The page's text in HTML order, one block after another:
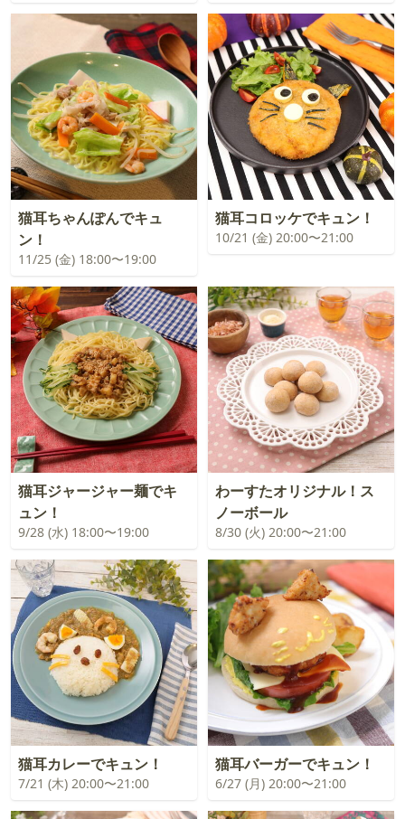
猫耳ちゃんぽんでキュ
ン！
11/25 (金) 18:00〜19:00
猫耳コロッケでキュン！
10/21 (金) 20:00〜21:00
猫耳ジャージャー麺でキ
ュン！
9/28 (水) 18:00〜19:00
わーすたオリジナル！ス
ノーボール
8/30 (火) 20:00〜21:00
猫耳カレーでキュン！
7/21 (木) 20:00〜21:00
猫耳バーガーでキュン！
6/27 (月) 20:00〜21:00